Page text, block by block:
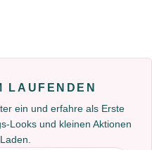
LAUFENDEN
ein und erfahre als Erste
Looks und kleinen Aktionen